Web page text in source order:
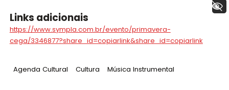
Links adicionais
https://www.sympla.com.br/evento/primavera-
cega/3346877?share_id=copiarlink&share_id=copiarlink
Tag:
Agenda Cultural Tag:
Cultura Tag:
Música Instrumental